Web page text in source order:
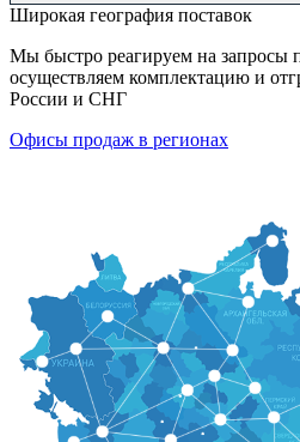
Широкая география поставок
Мы быстро реагируем на запросы
осуществляем комплектацию и
России и СНГ
Офисы продаж в регионах